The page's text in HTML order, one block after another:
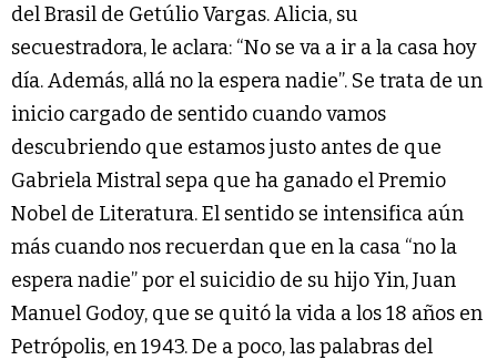
del Brasil de Getúlio Vargas. Alicia, su
secuestradora, le aclara: “No se va a ir a la casa hoy
día. Además, allá no la espera nadie”. Se trata de un
inicio cargado de sentido cuando vamos
descubriendo que estamos justo antes de que
Gabriela Mistral sepa que ha ganado el Premio
Nobel de Literatura. El sentido se intensifica aún
más cuando nos recuerdan que en la casa “no la
espera nadie” por el suicidio de su hijo Yin, Juan
Manuel Godoy, que se quitó la vida a los 18 años en
Petrópolis, en 1943. De a poco, las palabras del